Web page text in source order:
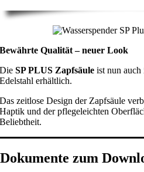
Bewährte Qualität – neuer Look
DieSP PLUS Zapfsäule ist nun auch
Edelstahl erhältlich.
Das zeitlose Design der Zapfsäule
Haptik und der pflegeleichten
Beliebtheit.
Dokumente zum